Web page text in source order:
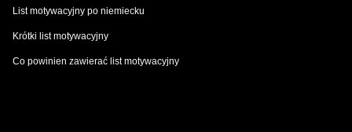
List motywacyjny po niemiecku
Krótki list motywacyjny
Co powinien zawierać list motywacyjny